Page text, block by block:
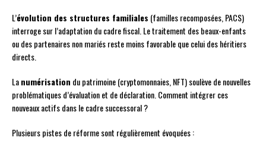
L’évolution des structures familiales (familles recomposées, PACS)
interroge sur l’adaptation du cadre fiscal. Le traitement des beaux-enfants
ou des partenaires non mariés reste moins favorable que celui des héritiers
directs.
Lanumérisation du patrimoine (cryptomonnaies, NFT) soulève de nouvelles
problématiques d’évaluation et de déclaration. Comment intégrer ces
nouveaux actifs dans le cadre successoral ?
Plusieurs pistes de réforme sont régulièrement évoquées :